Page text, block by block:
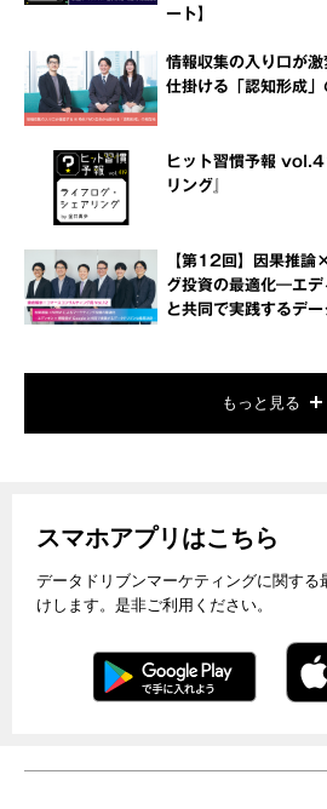
ート】
情報収集の入り口が
仕掛ける「認知形成」
ヒット習慣予報
リング』
【第12回】因果推
グ投資の最適化―エ
と共同で実践するデ
もっと見る
スマホアプリはこちら
データドリブンマーケティングに関する
けします。是非ご利用ください。